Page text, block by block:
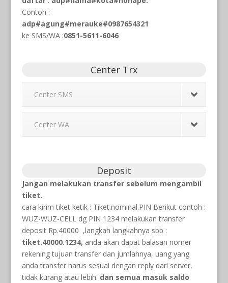
Contoh :
adp#agung#merauke#0987654321
ke SMS/WA :0851-5611-6046
Center Trx
Center SMS
Center WA
Deposit
Jangan melakukan transfer sebelum mengambil
tiket.
cara kirim tiket ketik : Tiket.nominal.PIN Berikut contoh :
WUZ-WUZ-CELL dg PIN 1234 melakukan transfer
deposit Rp.40000 ,langkah langkahnya sbb :
tiket.40000.1234, anda akan dapat balasan nomer
rekening tujuan transfer dan jumlahnya, uang yang
anda transfer harus sesuai dengan reply dari server,
tidak kurang atau lebih. dan semua masuk saldo